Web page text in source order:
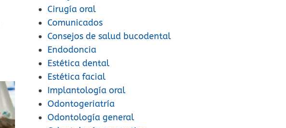
Cirugía oral
Comunicados
Consejos de salud bucodental
Endodoncia
Estética dental
Estética facial
Implantología oral
Odontogeriatría
Odontología general